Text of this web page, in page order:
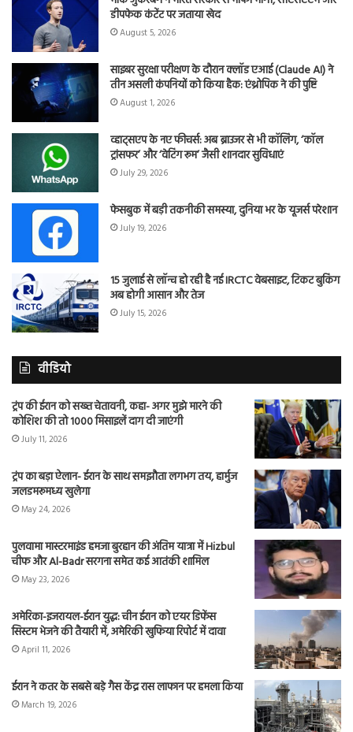
डीपफेक कंटेंट पर जताया खेद
August 5, 2026
साइबर सुरक्षा परीक्षण के दौरान क्लॉड एआई (Claude AI) ने
तीन असली कंपनियों को किया हैक: एंथ्रोपिक ने की पुष्टि
August 1, 2026
व्हाट्सएप के नए फीचर्स: अब ब्राउजर से भी कॉलिंग, ‘कॉल
ट्रांसफर’ और ‘वेटिंग रूम’ जैसी शानदार सुविधाएं
July 29, 2026
फेसबुक में बड़ी तकनीकी समस्या, दुनिया भर के यूजर्स परेशान
July 19, 2026
15 जुलाई से लॉन्च हो रही है नई IRCTC वेबसाइट, टिकट बुकिंग
अब होगी आसान और तेज
July 15, 2026
वीडियो
ट्रंप की ईरान को सख्त चेतावनी, कहा- अगर मुझे मारने की
कोशिश की तो 1000 मिसाइलें दाग दी जाएंगी
July 11, 2026
ट्रंप का बड़ा ऐलान- ईरान के साथ समझौता लगभग तय, हार्मुज
जलडमरूमध्य खुलेगा
May 24, 2026
पुलवामा मास्टरमाइंड हमजा बुरहान की अंतिम यात्रा में Hizbul
चीफ और Al-Badr सरगना समेत कई आतंकी शामिल
May 23, 2026
अमेरिका-इजरायल-ईरान युद्ध: चीन ईरान को एयर डिफेंस
सिस्टम भेजने की तैयारी में, अमेरिकी खुफिया रिपोर्ट में दावा
April 11, 2026
ईरान ने कतर के सबसे बड़े गैस केंद्र रास लाफान पर हमला किया
March 19, 2026